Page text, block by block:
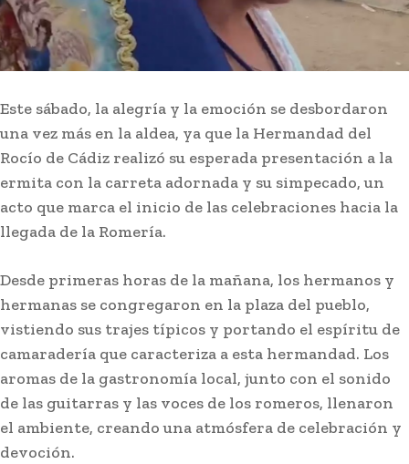
Este sábado, la alegría y la emoción se desbordaron
una vez más en la aldea, ya que la Hermandad del
Rocío de Cádiz realizó su esperada presentación a la
ermita con la carreta adornada y su simpecado, un
acto que marca el inicio de las celebraciones hacia la
llegada de la Romería.
Desde primeras horas de la mañana, los hermanos y
hermanas se congregaron en la plaza del pueblo,
vistiendo sus trajes típicos y portando el espíritu de
camaradería que caracteriza a esta hermandad. Los
aromas de la gastronomía local, junto con el sonido
de las guitarras y las voces de los romeros, llenaron
el ambiente, creando una atmósfera de celebración y
devoción.